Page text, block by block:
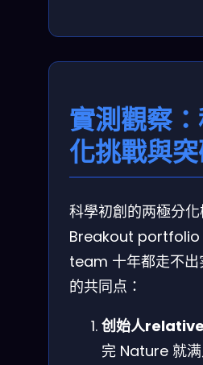
實測觀察
化挑戰與
科學初創的两極分
Breakout portfolio
team 十年都走不出
的共同点：
创始人relative
完 Nature 就